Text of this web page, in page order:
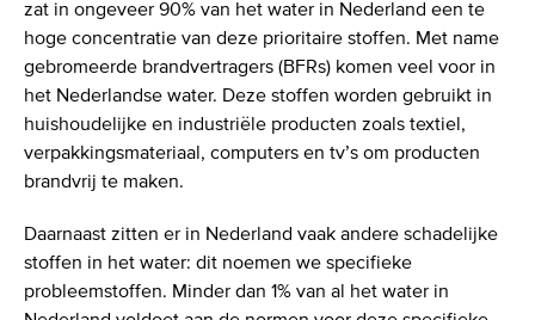
zat in ongeveer 90% van het water in Nederland een te
hoge concentratie van deze prioritaire stoffen. Met name
gebromeerde brandvertragers (BFRs) komen veel voor in
het Nederlandse water. Deze stoffen worden gebruikt in
huishoudelijke en industriële producten zoals textiel,
verpakkingsmateriaal, computers en tv’s om producten
brandvrij te maken.
Daarnaast zitten er in Nederland vaak andere schadelijke
stoffen in het water: dit noemen we specifieke
probleemstoffen. Minder dan 1% van al het water in